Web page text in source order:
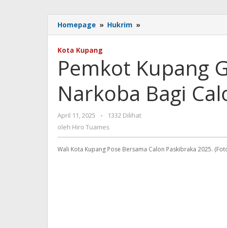
Homepage » Hukrim »
Kupang
Anti
Narkoba
Bagi
Calon
Paskibraka
Kota Kupang
Pemkot Kupang
Narkoba Bagi
April 11, 2025
oleh
-
1332 Dilihat
oleh Hiro Tuames
Wali Kota Kupang Pose Bersama Calon Paskibraka 2025.